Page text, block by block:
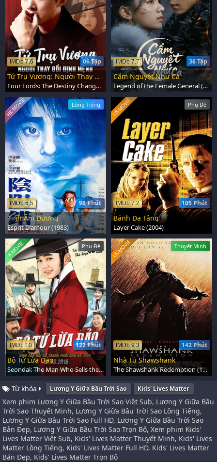
06 Tập
IMDb 7.6
Tứ Trụ Vương: Người Thay Đổi Định Mệnh
Four Lords: The Destiny Changer (2024)
36 Tập
IMDb 7.7
Cẩm Nguyệt Như Ca
Legend of the Female General (2025)
Lồng Tiếng
98 Phút
IMDb 6.5
HK-MOVIE
Tình Âm Dương
Esprit D'amour (1983)
Phụ Đề
105 Phút
IMDb 7.2
US-MOVIE
Bánh Đa Tầng
Layer Cake (2004)
Phụ Đề
122 Phút
IMDb 10
K-MOVIE
Bộ Tứ Lừa Đảo
Seondal: The Man Who Sells the River (2016)
Thuyết Minh
142 Phút
IMDb 9.3
US-MOVIE
Nhà Tù Shawshank
The Shawshank Redemption (1994)
Từ khóa Lương Y Giữa Bầu Trời Sao Kids' Lives Matter
Xem phim Lương Y Giữa Bầu Trời Sao Việt Sub, Lương Y Giữa Bầu
Trời Sao Thuyết Minh, Lương Y Giữa Bầu Trời Sao Lồng Tiếng,
Lương Y Giữa Bầu Trời Sao Full HD, Lương Y Giữa Bầu Trời Sao
Bản Đẹp, Lương Y Giữa Bầu Trời Sao Trọn Bộ, Xem phim Kids'
Lives Matter Việt Sub, Kids' Lives Matter Thuyết Minh, Kids' Lives
Matter Lồng Tiếng, Kids' Lives Matter Full HD, Kids' Lives Matter
Bản Đẹp, Kids' Lives Matter Trọn Bộ